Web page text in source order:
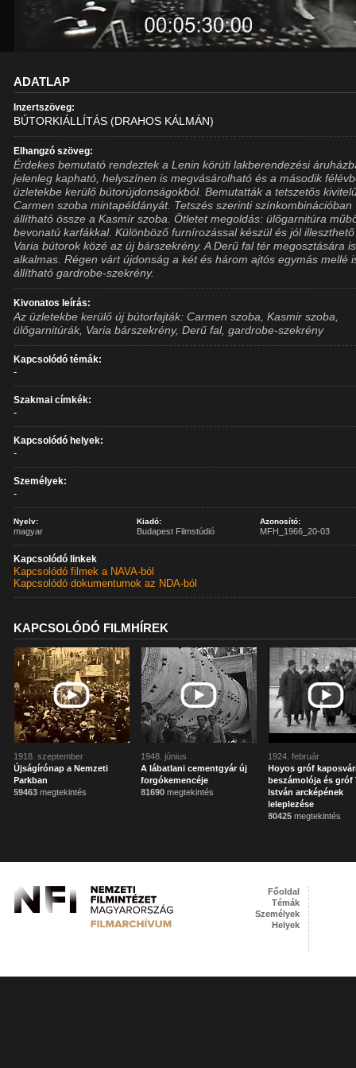
ADATLAP
Inzertszöveg:
BÚTORKIÁLLÍTÁS (DRAHOS KÁLMÁN)
Elhangzó szöveg:
Érdekes bemutató rendeztek a Lenin körúti lakberendezési
jelenleg kapható, helyszínen is megvásárolható és a második
üzletekbe kerülő bútorújdonságokból. Bemutatták a tetszetős
Carmen szoba mintapéldányát. Tetszés szerinti színkombinációban
állítható össze a Kasmír szoba. Ötletet megoldás: ülőgarnitúra
bevonatú karfákkal. Különböző furnírozással készül és jól
Varia bútorok közé az új bárszekrény. A Derű fal tér megosztására is
alkalmas. Régen várt újdonság a két és három ajtós egymás mellé
állítható gardrobe-szekrény.
Kivonatos leírás:
Az üzletekbe kerülő új bútorfajták: Carmen szoba, Kasmir szoba,
ülőgarnitúrák, Varia bárszekrény, Derű fal, gardrobe-szekrény
Kapcsolódó témák:
-
Szakmai címkék:
-
Kapcsolódó helyek:
-
Személyek:
-
Nyelv:
magyar
Kiadó:
Budapest Filmstúdió
Azonosító:
MFH_1966_20-03
Kapcsolódó linkek
Kapcsolódó filmek a NAVA-ból
Kapcsolódó dokumentumok az NDA-ból
KAPCSOLÓDÓ FILMHÍREK
1918. szeptember
Újságírónap a Nemzeti
Parkban
59463 megtekintés
1948. június
A lábatlani cementgyár új
forgókemencéje
81690 megtekintés
1924. február
Hoyos gróf
beszámolója és gróf
István arcképének
leleplezése
80425 megtekintés
Főoldal
Témák
Személyek
Helyek